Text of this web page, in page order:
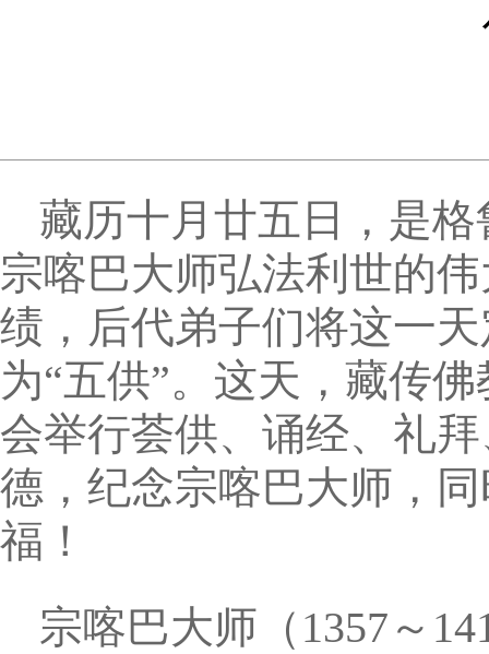
藏历十月廿五日，是
宗喀巴大师弘法利世的
绩，后代弟子们将这一
为“五供”。这天，藏传
会举行荟供、诵经、礼
德，纪念宗喀巴大师，
福！
宗喀巴大师（1357～